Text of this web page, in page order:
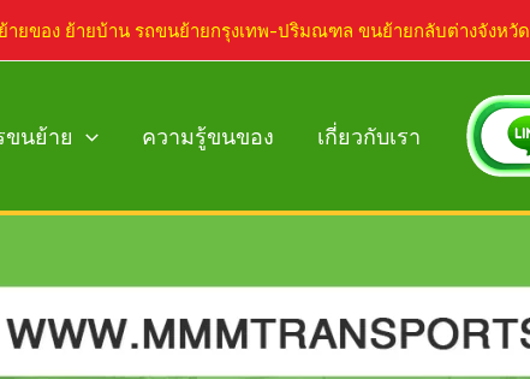
ายของ ย้ายบ้าน รถขนย้ายกรุงเทพ-ปริมณฑล ขนย้ายกลับต่างจังหวัด
ขนย้าย ความรู้ขนของ เกี่ยวกับเรา